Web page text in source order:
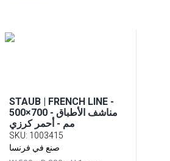
STAUB | FRENCH LINE -
مناشف الأطباق - 700×500
مم - أحمر كرزي
SKU: 1003415
صنع في فرنسا